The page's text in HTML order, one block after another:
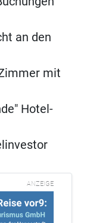
an den
mit
Hotel-
ANZEIGE